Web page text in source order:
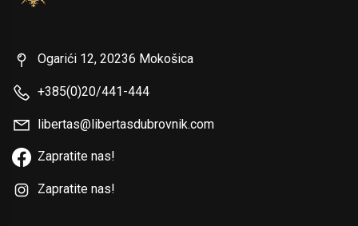
Ogarići 12, 20236 Mokošica
+385(0)20/441-444
libertas@libertasdubrovnik.com
Zapratite nas!
Zapratite nas!